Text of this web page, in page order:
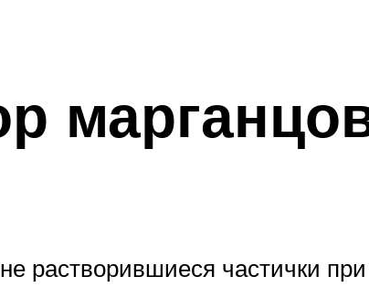
растворившиеся частички при